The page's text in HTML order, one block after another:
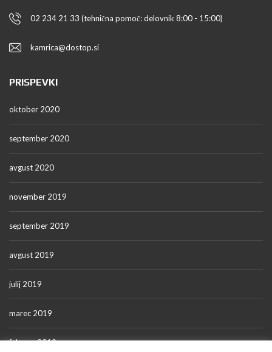
02 234 21 33 (tehnična pomoč: delovnik 8:00 - 15:00)
kamrica@dostop.si
PRISPEVKI
oktober 2020
september 2020
avgust 2020
november 2019
september 2019
avgust 2019
julij 2019
marec 2019
februar 2019